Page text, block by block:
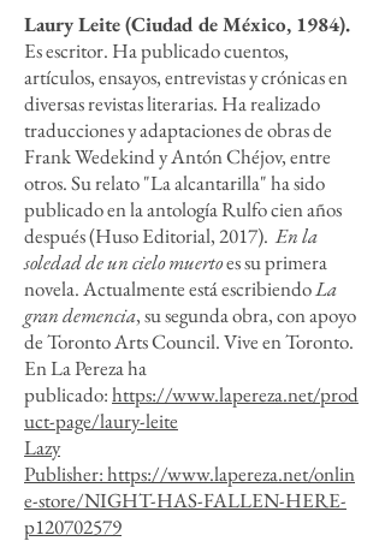
Laury Leite (Ciudad de México, 1984).
Es escritor. Ha publicado cuentos,
artículos, ensayos, entrevistas y crónicas en
diversas revistas literarias. Ha realizado
traducciones y adaptaciones de obras de
Frank Wedekind y Antón Chéjov, entre
otros. Su relato "La alcantarilla" ha sido
publicado en la antología Rulfo cien años
después (Huso Editorial, 2017).En la
soledad de un cielo muertoes su primera
novela. Actualmente está escribiendoLa
gran demencia, su segunda obra, con apoyo
de Toronto Arts Council. Vive en Toronto.
En La Pereza ha
publicado:https://www.lapereza.net/prod
uct-page/laury-leite
Lazy
Publisher:https://www.lapereza.net/onlin
e-store/NIGHT-HAS-FALLEN-HERE-
p120702579